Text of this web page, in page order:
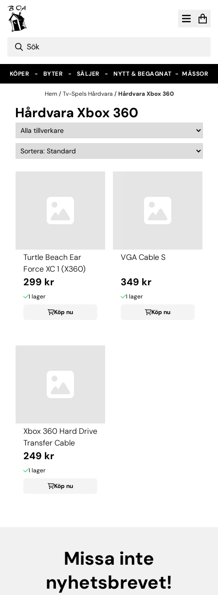
Hoppa till innehåll
KÖPER - BYTER - SÄLJER - NYTT & BEGAGNAT -MÄSSOR
Hem /Tv-Spels Hårdvara /Hårdvara Xbox 360
Hårdvara Xbox 360
Turtle Beach Ear
Force XC 1 (X360)
299 kr
I lager
Köp nu
VGA Cable S
349 kr
I lager
Köp nu
Xbox 360 Hard Drive
Transfer Cable
249 kr
I lager
Köp nu
Missa inte
nyhetsbrevet!